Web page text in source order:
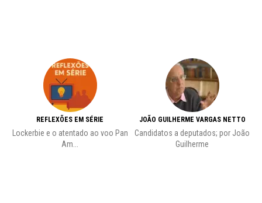
REFLEXÕES EM SÉRIE
Lockerbie e o atentado ao voo Pan
Am...
JOÃO GUILHERME VARGAS NETTO
Candidatos a deputados; por João
Guilherme